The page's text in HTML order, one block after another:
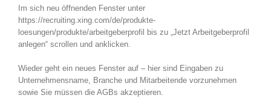
Im sich neu öffnenden Fenster unter
https://recruiting.xing.com/de/produkte-
loesungen/produkte/arbeitgeberprofil bis zu „Jetzt Arbeitgeberprofil
anlegen“ scrollen und anklicken.
Wieder geht ein neues Fenster auf – hier sind Eingaben zu
Unternehmensname, Branche und Mitarbeitende vorzunehmen
sowie Sie müssen die AGBs akzeptieren.